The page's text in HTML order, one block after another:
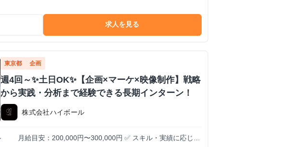
求人を見る
東京都 企画
週4回～✨️土日OK✨️【企画×マーケ×映像制作】戦略
から実践・分析まで経験できる長期インターン！
株式会社ハイボール
月給目安：200,000円〜300,000円 ✅ スキル・実績に応じて